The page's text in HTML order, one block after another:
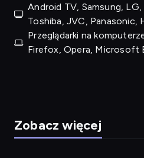
Android TV, Samsung,
Toshiba, JVC, Panasonic,
Przeglądarki na
Firefox, Opera, Microsoft
Zobacz więcej